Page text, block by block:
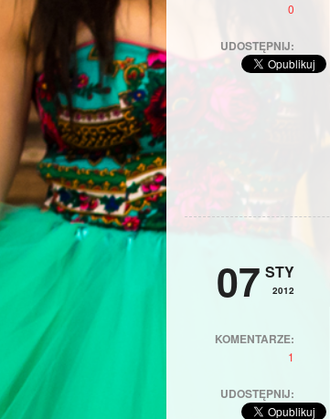
0
UDOSTĘPNIJ:
07 STY
2012
KOMENTARZE:
1
UDOSTĘPNIJ: